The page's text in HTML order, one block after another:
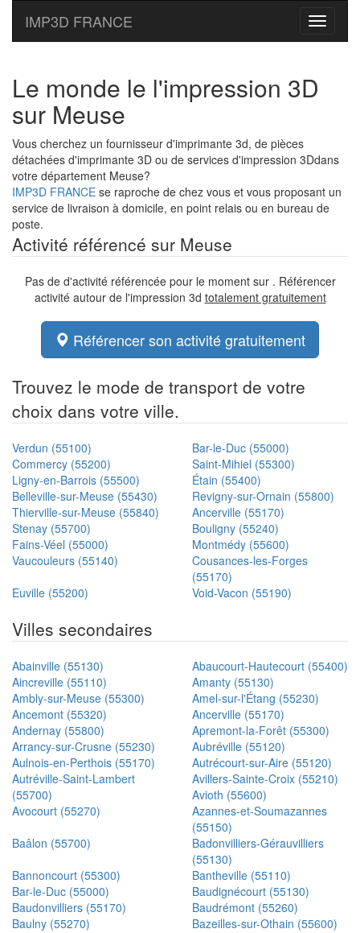
Toggle
IMP3D FRANCE
Le monde le l'impression 3D
sur Meuse
Vous cherchez un fournisseur d'imprimante 3d, de pièces
détachées d'imprimante 3D ou de services d'impression 3Ddans
votre département Meuse?
IMP3D FRANCE se raproche de chez vous et vous proposant un
service de livraison à domicile, en point relais ou en bureau de
poste.
Activité référencé sur Meuse
Pas de d'activité référencée pour le moment sur . Référencer
activité autour de l'impression 3d totalement gratuitement
Référencer son activité gratuitement
Trouvez le mode de transport de votre
choix dans votre ville.
Verdun (55100)
Bar-le-Duc (55000)
Commercy (55200)
Saint-Mihiel (55300)
Ligny-en-Barrois (55500)
Étain (55400)
Belleville-sur-Meuse (55430)
Revigny-sur-Ornain (55800)
Thierville-sur-Meuse (55840)
Ancerville (55170)
Stenay (55700)
Bouligny (55240)
Fains-Véel (55000)
Montmédy (55600)
Vaucouleurs (55140)
Cousances-les-Forges
(55170)
Euville (55200)
Void-Vacon (55190)
Villes secondaires
Abainville (55130)
Abaucourt-Hautecourt (55400)
Aincreville (55110)
Amanty (55130)
Ambly-sur-Meuse (55300)
Amel-sur-l'Étang (55230)
Ancemont (55320)
Ancerville (55170)
Andernay (55800)
Apremont-la-Forêt (55300)
Arrancy-sur-Crusne (55230)
Aubréville (55120)
Aulnois-en-Perthois (55170)
Autrécourt-sur-Aire (55120)
Autréville-Saint-Lambert
(55700)
Avillers-Sainte-Croix (55210)
Avioth (55600)
Avocourt (55270)
Azannes-et-Soumazannes
(55150)
Baâlon (55700)
Badonvilliers-Gérauvilliers
(55130)
Bannoncourt (55300)
Bantheville (55110)
Bar-le-Duc (55000)
Baudignécourt (55130)
Baudonvilliers (55170)
Baudrémont (55260)
Baulny (55270)
Bazeilles-sur-Othain (55600)